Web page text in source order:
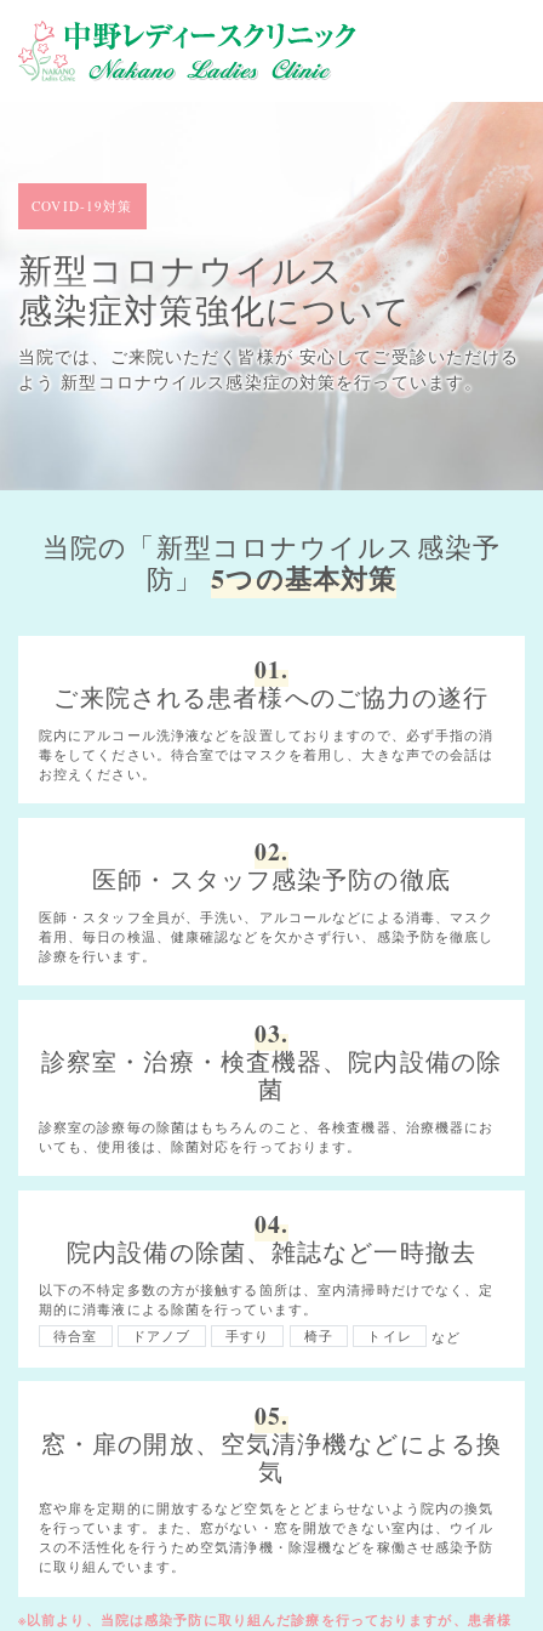
COVID-19対策
新型コロナウイルス
感染症対策強化について
当院では、ご来院いただく皆様が 安心してご受診いただける
よう 新型コロナウイルス感染症の対策を行っています。
当院の「新型コロナウイルス感染予
防」
5つの基本対策
01.
ご来院される患者様へのご協力の遂行
院内にアルコール洗浄液などを設置しておりますので、必ず手指の消
毒をしてください。待合室ではマスクを着用し、大きな声での会話は
お控えください。
02.
医師・スタッフ感染予防の徹底
医師・スタッフ全員が、手洗い、アルコールなどによる消毒、マスク
着用、毎日の検温、健康確認などを欠かさず行い、感染予防を徹底し
診療を行います。
03.
診察室・治療・検査機器、院内設備の除
菌
診察室の診療毎の除菌はもちろんのこと、各検査機器、治療機器にお
いても、使用後は、除菌対応を行っております。
04.
院内設備の除菌、雑誌など一時撤去
以下の不特定多数の方が接触する箇所は、室内清掃時だけでなく、定
期的に消毒液による除菌を行っています。
待合室
ドアノブ 手すり 椅子 トイレ など
05.
窓・扉の開放、空気清浄機などによる換
気
窓や扉を定期的に開放するなど空気をとどまらせないよう院内の換気
を行っています。また、窓がない・窓を開放できない室内は、ウイル
スの不活性化を行うため空気清浄機・除湿機などを稼働させ感染予防
に取り組んでいます。
※以前より、当院は感染予防に取り組んだ診療を行っておりますが、患者様